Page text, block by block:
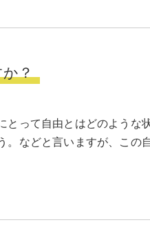
か？
とって自由とはどのような
。などと言いますが、この